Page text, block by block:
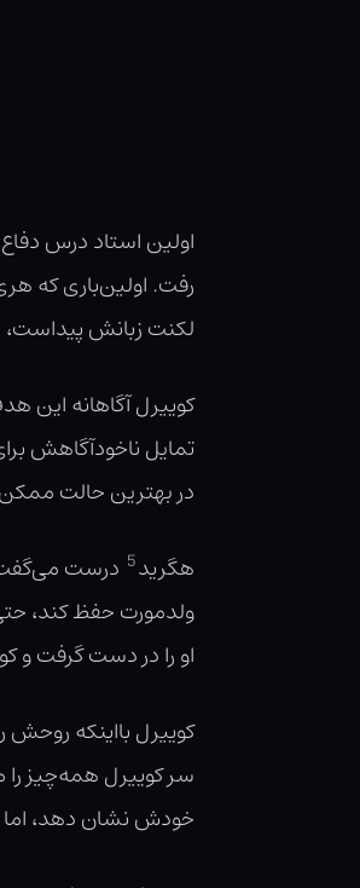
اولین استاد درس
رفت. اولین‌باری که
لکنت زبانش پیداست،
کوییرل آگاهانه این
تمایل ناخودآگاهش
در بهترین حالت
هگرید5 درست می‌گفت
ولدمورت حفظ کند،
او را در دست گرفت و
کوییرل بااینکه
سر کوییرل همه‌چیز
خودش نشان دهد، اما